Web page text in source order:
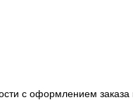
с оформлением